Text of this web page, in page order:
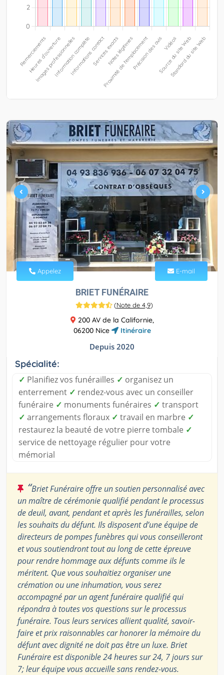
Appelez E-mail
BRIET FUNÉRAIRE
(Note de 4,9)
200 AV de la Californie,
06200 Nice
Itinéraire
Depuis 2020
Spécialité:
✓ Planifiez vos funérailles ✓ organisez un
enterrement ✓ rendez-vous avec un conseiller
funéraire ✓ monuments funéraires ✓ transport
✓ arrangements floraux ✓ travail en marbre ✓
restaurez la beauté de votre pierre tombale ✓
service de nettoyage régulier pour votre
mémorial
“Briet Funéraire offre un soutien personnalisé avec
un maître de cérémonie qualifié pendant le processus
de deuil, avant, pendant et après les funérailles, selon
les souhaits du défunt. Ils disposent d’une équipe de
directeurs de pompes funèbres qui vous conseilleront
et vous soutiendront tout au long de cette épreuve
pour rendre hommage aux défunts comme ils le
méritent. Que vous souhaitiez organiser une
crémation ou une inhumation, vous serez
accompagné par un agent funéraire qualifié qui
répondra à toutes vos questions sur le processus
funéraire. Tous leurs services allient qualité, savoir-
faire et prix raisonnables car honorer la mémoire du
défunt avec dignité ne doit pas être un luxe. Briet
Funéraire est disponible 24 heures sur 24, 7 jours sur
7; leur équipe vous accueille sans rendez-vous.